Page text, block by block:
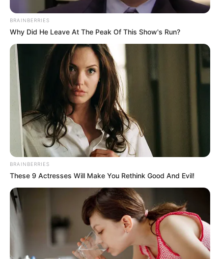
Surakarta, Jawa Tengah.
Ia dikenal sebagai Mariam pada film lawas
Ancol(1993). Ia berhasil membuat publik mengingatnya sebagai
si hantu cantik penunggu jembatan.
Daftar isi
Karier
Sebelum terjun ke dunia seni peran, ia lebih dahulu mengawali
kariernya sebagai model. Ia berhasil meraih juara kedua dalam
pemilihan Wajah Feminatahun 1989.
Usai ajangWajah Femina
dipercayai memerankan tokoh Sakawuni di FilmTutur Tinular:
Pedang Naga Puspa.
Setelah itu, wajahnya tidak pernah absen
dari layar lebar dan layar kaca Tanah Air.
Kesuksessannya berperan sebagai Mariam pada FilmSi Manis
(1993), menjadikannya kembali memerankan
tokoh yang sama dalam versi sinetronnya
Kembalinya Si Manis
BRAINBERRIES
Why Did He Leave At The Peak Of This Show's Run?
BRAINBERRIES
These 9 Actresses Will Make You Rethink Good And Evil!